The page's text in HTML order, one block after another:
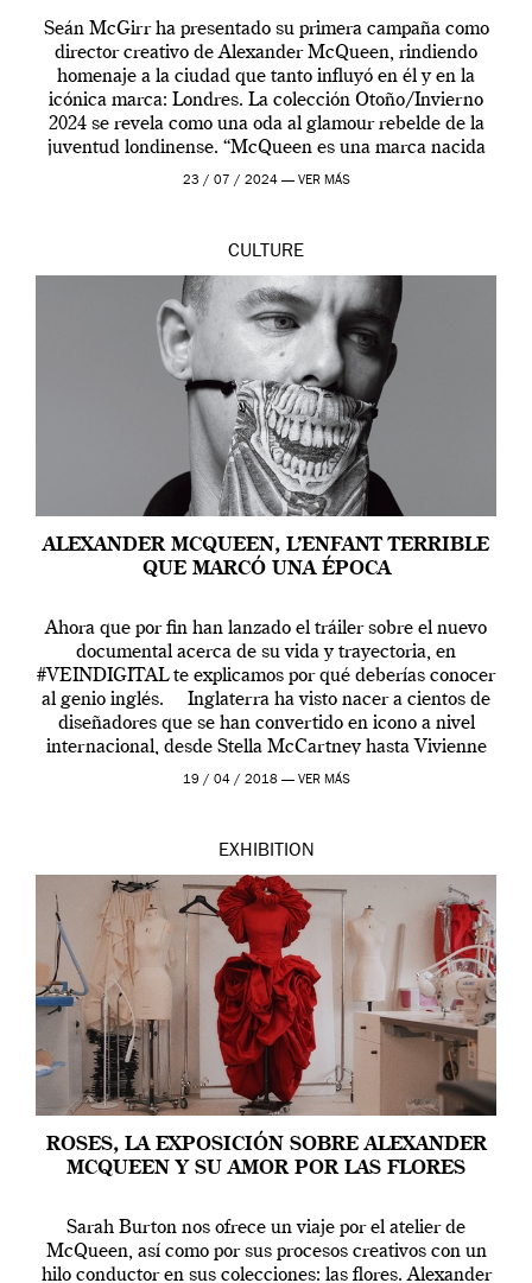
Seán McGirr ha presentado su primera campaña como
director creativo de Alexander McQueen, rindiendo
homenaje a la ciudad que tanto influyó en él y en la
icónica marca: Londres. La colección Otoño/Invierno
2024 se revela como una oda al glamour rebelde de la
juventud londinense. “McQueen es una marca nacida
en Londres y siempre ha […]
23 / 07 / 2024 — VER MÁS
CULTURE
ALEXANDER MCQUEEN, L’ENFANT TERRIBLE
QUE MARCÓ UNA ÉPOCA
Ahora que por fin han lanzado el tráiler sobre el nuevo
documental acerca de su vida y trayectoria, en
#VEINDIGITAL te explicamos por qué deberías conocer
al genio inglés. Inglaterra ha visto nacer a cientos de
diseñadores que se han convertido en icono a nivel
internacional, desde Stella McCartney hasta Vivienne
Westwood pasando […]
19 / 04 / 2018 — VER MÁS
EXHIBITION
ROSES, LA EXPOSICIÓN SOBRE ALEXANDER
MCQUEEN Y SU AMOR POR LAS FLORES
Sarah Burton nos ofrece un viaje por el atelier de
McQueen, así como por sus procesos creativos con un
hilo conductor en sus colecciones: las flores. Alexander